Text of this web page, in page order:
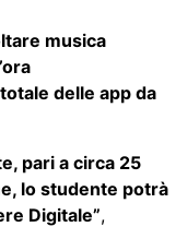
musica
delle app da
pari a circa 25
lo studente potrà
Digitale”,